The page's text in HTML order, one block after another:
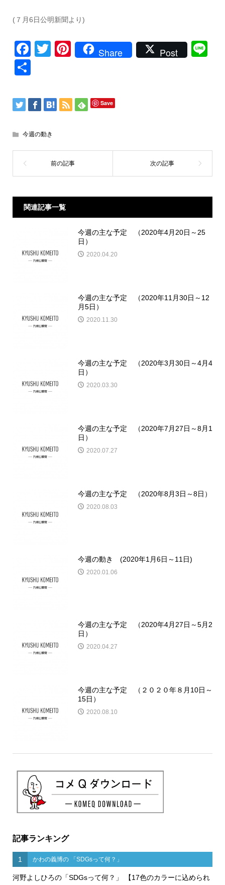
(７月6日公明新聞より)
Facebook
TwitterPinterest
Share Post
Save
今週の動き
関連記事一覧
今週の主な予定 （2020年4月20日～25
日）
2020.04.20
今週の主な予定 （2020年11月30日～12
月5日）
2020.11.30
今週の主な予定 （2020年3月30日～4月4
日）
2020.03.30
今週の主な予定 （2020年7月27日～8月1
日）
2020.07.27
今週の主な予定 （2020年8月3日～8日）
2020.08.03
今週の動き (2020年1月6日～11日)
2020.01.06
今週の主な予定 （2020年4月27日～5月2
日）
2020.04.27
今週の主な予定 （２０２０年８月10日～
15日）
2020.08.10
記事ランキング
1 かわの義博の 「SDGsって何？」
河野よしひろの「SDGsって何？」 【17色のカラーに込められ